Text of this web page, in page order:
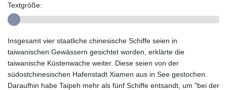
Textgröße:
Insgesamt vier staatliche chinesische Schiffe seien in
taiwanischen Gewässern gesichtet worden, erklärte die
taiwanische Küstenwache weiter. Diese seien von der
südostchinesischen Hafenstadt Xiamen aus in See gestochen.
Daraufhin habe Taipeh mehr als fünf Schiffe entsandt, um "bei der